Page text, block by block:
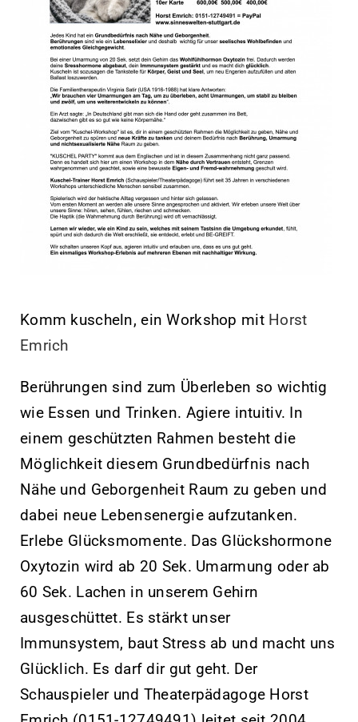
Kontakt
Komm kuscheln, ein Workshop mit Horst
Emrich
Berührungen sind zum Überleben so wichtig
wie Essen und Trinken. Agiere intuitiv. In
einem geschützten Rahmen besteht die
Möglichkeit diesem Grundbedürfnis nach
Nähe und Geborgenheit Raum zu geben und
dabei neue Lebensenergie aufzutanken.
Erlebe Glücksmomente. Das Glückshormone
Oxytozin wird ab 20 Sek. Umarmung oder ab
60 Sek. Lachen in unserem Gehirn
ausgeschüttet. Es stärkt unser
Immunsystem, baut Stress ab und macht uns
Glücklich. Es darf dir gut geht. Der
Schauspieler und Theaterpädagoge Horst